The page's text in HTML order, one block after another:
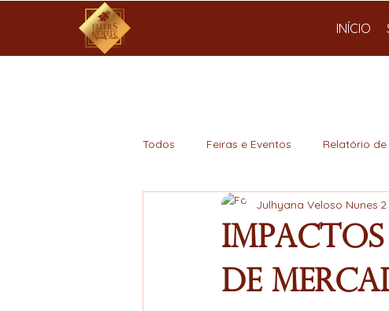
INÍCIO
Todos Feiras e Eventos Relatório
Impactos
de
Julhyana Veloso Nunes